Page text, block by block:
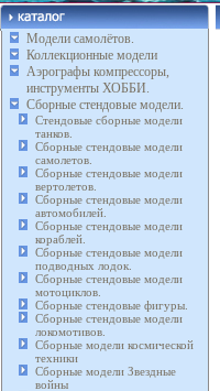
Модели самолётов.
Коллекционные модели
Аэрографы компрессоры,
инструменты ХОББИ.
Сборные стендовые модели.
Стендовые сборные модели
танков.
Сборные стендовые модели
самолетов.
Сборные стендовые модели
вертолетов.
Сборные стендовые модели
автомобилей.
Сборные стендовые модели
кораблей.
Сборные стендовые модели
подводных лодок.
Сборные стендовые модели
мотоциклов.
Сборные стендовые фигуры.
Сборные стендовые модели
локомотивов.
Сборные модели космической
техники
Сборные модели Звездные
войны